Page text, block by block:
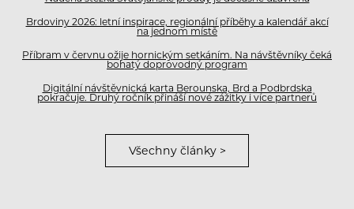
Brdoviny 2026: letní inspirace, regionální příběhy a kalendář akcí
na jednom místě
Příbram v červnu ožije hornickým setkáním. Na návštěvníky čeká
bohatý doprovodný program
Digitální návštěvnická karta Berounska, Brd a Podbrdska
pokračuje. Druhý ročník přináší nové zážitky i více partnerů
Všechny články >